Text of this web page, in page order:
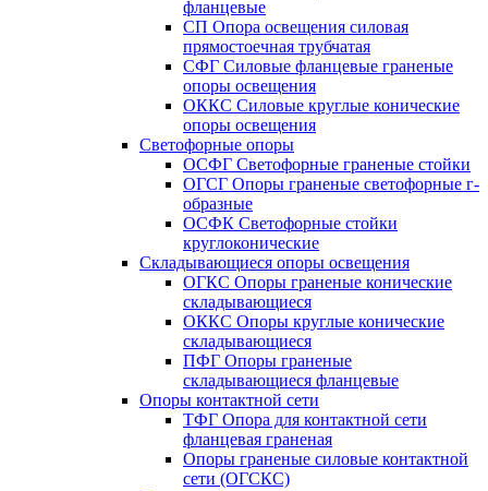
фланцевые
СП Опора освещения силовая
прямостоечная трубчатая
СФГ Силовые фланцевые граненые
опоры освещения
ОККС Силовые круглые конические
опоры освещения
Светофорные опоры
ОСФГ Светофорные граненые стойки
ОГСГ Опоры граненые светофорные г-
образные
ОСФК Светофорные стойки
круглоконические
Складывающиеся опоры освещения
ОГКС Опоры граненые конические
складывающиеся
ОККС Опоры круглые конические
складывающиеся
ПФГ Опоры граненые
складывающиеся фланцевые
Опоры контактной сети
ТФГ Опора для контактной сети
фланцевая граненая
Опоры граненые силовые контактной
сети (ОГСКС)